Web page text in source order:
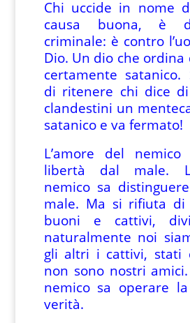
Chi uccide in nome
causa buona, è
criminale: è contro
Dio. Un dio che ordina
certamente satanico.
di ritenere chi dice
clandestini un
satanico e va fermato!
L’amore del
libertà dal male.
nemico sa
male. Ma si rifiuta di
buoni e cattivi,
naturalmente noi
gli altri i cattivi, stati
non sono nostri amici.
nemico sa operare
verità.